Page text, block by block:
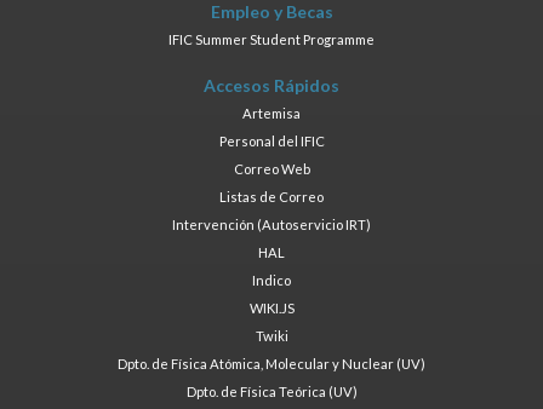
Empleo y Becas
IFIC Summer Student Programme
Accesos Rápidos
Artemisa
Personal del IFIC
Correo Web
Listas de Correo
Intervención (Autoservicio IRT)
HAL
Indico
WIKI.JS
Twiki
Dpto. de Física Atómica, Molecular y Nuclear (UV)
Dpto. de Física Teórica (UV)